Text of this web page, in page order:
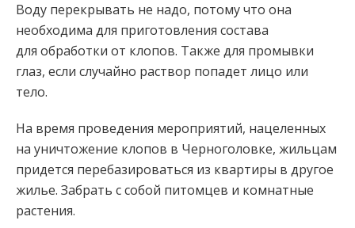
Воду перекрывать не надо, потому что она
необходима для приготовления состава
для обработки от клопов. Также для промывки
глаз, если случайно раствор попадет лицо или
тело.
На время проведения мероприятий, нацеленных
на уничтожение клопов в Черноголовке, жильцам
придется перебазироваться из квартиры в другое
жилье. Забрать с собой питомцев и комнатные
растения.